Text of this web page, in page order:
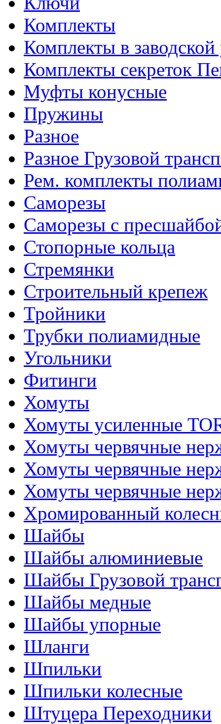
Комплекты
Комплекты в заводской
Комплекты секреток
Муфты конусные
Пружины
Разное
Разное Грузовой
Рем. комплекты
Саморезы
Саморезы с
Стопорные кольца
Стремянки
Строительный крепеж
Тройники
Трубки полиамидные
Угольники
Фитинги
Хомуты
Хомуты усиленные
Хомуты червячные
Хомуты червячные
Хомуты червячные
Хромированный
Шайбы
Шайбы алюминиевые
Шайбы Грузовой
Шайбы медные
Шайбы упорные
Шланги
Шпильки
Шпильки колесные
Штуцера Переходники